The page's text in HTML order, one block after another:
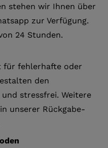
stehen wir Ihnen über
zur Verfügung.
24 Stunden.
für fehlerhafte oder
den
stressfrei. Weitere
unserer Rückgabe-